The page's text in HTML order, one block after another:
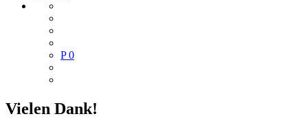
P 0
Vielen Dank!